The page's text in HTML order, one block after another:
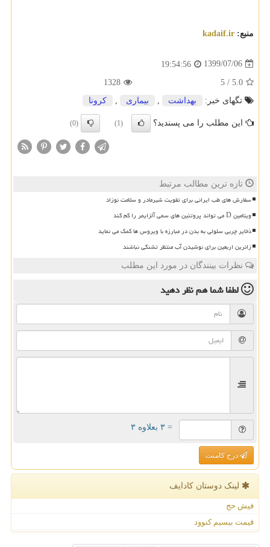
منبع: kadaif.ir
1399/07/06
19:54:56
5.0
/
5
1328
تگهای خبر:
بهداشت بیماری كرونا
این مطلب را می پسندید؟ (1)
(0)
تازه ترین مطالب مرتبط
سفارش های طب ایرانی برای تقویت شیرمادر و سلامت نوزاد
ویتامین D می تواند پروتئین های سمی آلزایمر را کم کند
ذخایر چربی سلولی به بدن در مبارزه با ویروس ها کمک می نماید
زائرین اربعین برای نوشیدن آب منتظر تشنگی نباشند
نظرات بینندگان در مورد این مطلب
لطفا شما همنظر دهید
= ۳ بعلاوه ۳
درج کامنت
لینک دوستان كادایف
فیش حج
قیمت بیسیم کنوود